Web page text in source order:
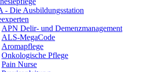
- Die Ausbildungsstation
APN Delir- und Demenzmanagement
ALS-MegaCode
Aromapflege
Onkologische Pflege
Pain Nurse